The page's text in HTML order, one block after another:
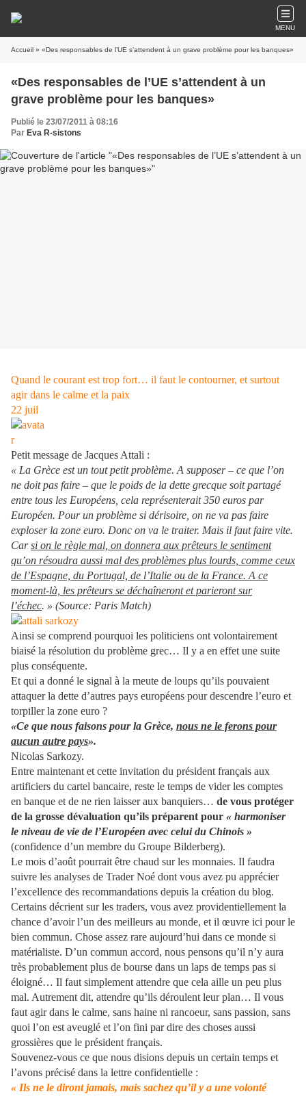
MENU
Accueil » «Des responsables de l’UE s’attendent à un grave problème pour les banques»
«Des responsables de l’UE s’attendent à un
grave problème pour les banques»
Publié le 23/07/2011 à 08:16
Par Eva R-sistons
Quand le courant est trop fort… il faut le contourner, et surtout
agir dans le calme et la paix
22 juil
Petit message de Jacques Attali :
« La Grèce est un tout petit problème. A supposer – ce que l’on
ne doit pas faire – que le poids de la dette grecque soit partagé
entre tous les Européens, cela représenterait 350 euros par
Européen. Pour un problème si dérisoire, on ne va pas faire
exploser la zone euro. Donc on va le traiter. Mais il faut faire vite.
Carsi on le règle mal, on donnera aux prêteurs le sentiment
qu’on résoudra aussi mal des problèmes plus lourds, comme ceux
de l’Espagne, du Portugal, de l’Italie ou de la France. A ce
moment-là, les prêteurs se déchaîneront et parieront sur
l’échec. » (Source: Paris Match)
Ainsi se comprend pourquoi les politiciens ont volontairement
biaisé la résolution du problème grec… Il y a en effet une suite
plus conséquente.
Et qui a donné le signal à la meute de loups qu’ils pouvaient
attaquer la dette d’autres pays européens pour descendre l’euro et
torpiller la zone euro ?
«Ce que nous faisons pour la Grèce, nous ne le ferons pour
aucun autre pays».
Nicolas Sarkozy.
Entre maintenant et cette invitation du président français aux
artificiers du cartel bancaire, reste le temps de vider les comptes
en banque et de ne rien laisser aux banquiers… de vous protéger
de la grosse dévaluation qu’ils préparent pour « harmoniser
le niveau de vie de l’Européen avec celui du Chinois »
(confidence d’un membre du Groupe Bilderberg).
Le mois d’août pourrait être chaud sur les monnaies. Il faudra
suivre les analyses de Trader Noé dont vous avez pu apprécier
l’excellence des recommandations depuis la création du blog.
Certains décrient sur les traders, vous avez providentiellement la
chance d’avoir l’un des meilleurs au monde, et il œuvre ici pour le
bien commun. Chose assez rare aujourd’hui dans ce monde si
matérialiste. D’un commun accord, nous pensons qu’il n’y aura
très probablement plus de bourse dans un laps de temps pas si
éloigné… Il faut simplement attendre que cela aille un peu plus
mal. Autrement dit, attendre qu’ils déroulent leur plan… Il vous
faut agir dans le calme, sans haine ni rancoeur, sans passion, sans
quoi l’on est aveuglé et l’on fini par dire des choses aussi
grossières que le président français.
Souvenez-vous ce que nous disions depuis un certain temps et
l’avons précisé dans la lettre confidentielle :
« Ils ne le diront jamais, mais sachez qu’il y a une volonté